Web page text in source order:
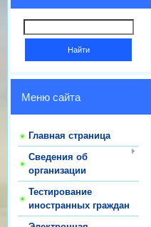
Меню сайта
Главная страница
Сведения об
организации
Тестирование
иностранных граждан